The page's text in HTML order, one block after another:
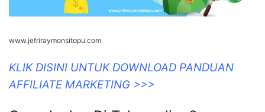
www.jefriraymonsitopu.com
KLIK DISINI UNTUK DOWNLOAD PANDUAN
AFFILIATE MARKETING >>>